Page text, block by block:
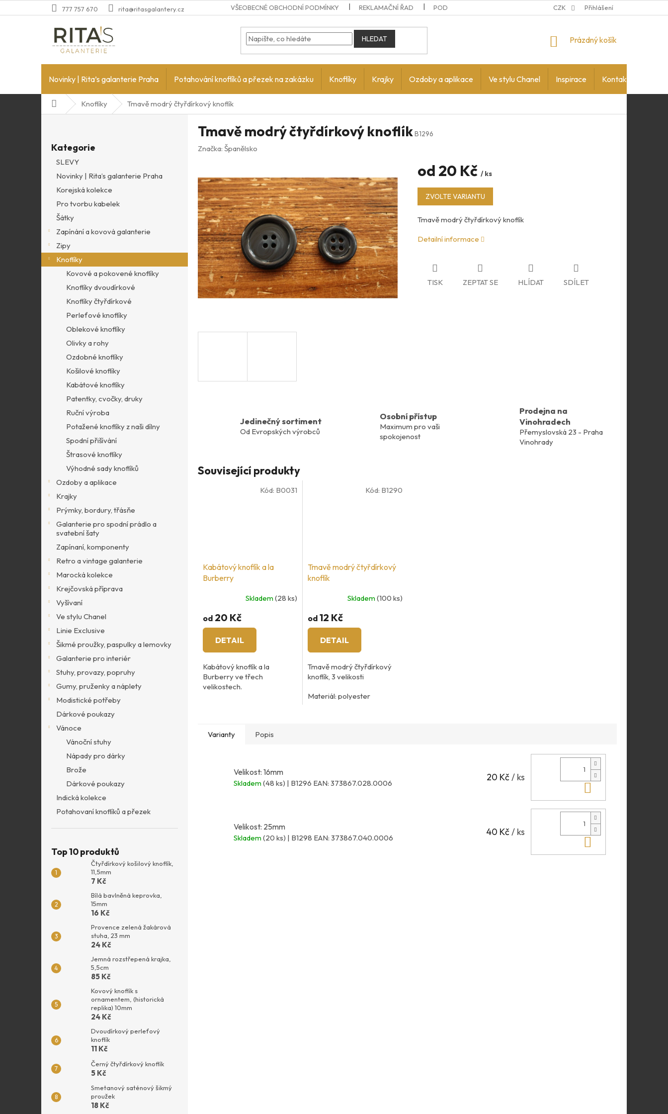
na
777 757 670 rita@ritasgalantery.cz VŠEOBECNÉ OBCHODNÍ PODMÍNKY REKLAMAČNÍ ŘAD PODMÍNKY OCHRANY OSOBNÍCH ÚDAJŮCZK Přihlášení
HLEDAT
NÁKUPNÍ
Prázdný košík
Novinky | Rita’s galanterie Praha Potahování knoflíků a přezek na zakázku Knoflíky Krajky Ozdoby a aplikace Ve stylu Chanel Inspirace Kontakty
Domů Knoflíky Tmavě modrý čtyřdírkový knoflík
n
e
kategorie
Kategorie
SLEVY
Novinky | Rita’s galanterie Praha
Korejská kolekce
Pro tvorbu kabelek
Šátky
Zapínání a kovová galanterie
Zipy
Knoflíky
Kovové a pokovené knoflíky
Knoflíky dvoudírkové
Knoflíky čtyřdírkové
Perleťové knoflíky
Oblekové knoflíky
Olivky a rohy
Ozdobné knoflíky
Košilové knoflíky
Kabátové knoflíky
Patentky, cvočky, druky
Ruční výroba
Potažené knoflíky z naši dílny
Spodní přišívání
Štrasové knoflíky
Výhodné sady knoflíků
Ozdoby a aplikace
Krajky
Prýmky, bordury, třásňe
Galanterie pro spodní prádlo a
svatební šaty
Zapínaní, komponenty
Retro a vintage galanterie
Marocká kolekce
Krejčovská příprava
Vyšívaní
Ve stylu Chanel
Linie Exclusive
Šikmé proužky, paspulky a lemovky
Galanterie pro interiér
Stuhy, provazy, popruhy
Gumy, pruženky a náplety
Modistické potřeby
Dárkové poukazy
Vánoce
Vánoční stuhy
Nápady pro dárky
Brože
Dárkové poukazy
Indická kolekce
Potahovaní knoflíků a přezek
Top 10 produktů
Čtyřdírkový košilový knoflík,
11,5mm
7 Kč
Bílá bavlněná keprovka,
15mm
16 Kč
Provence zelená žakárová
stuha, 23 mm
24 Kč
Jemná rozstřepená krajka,
5,5cm
85 Kč
Kovový knoflík s
ornamentem, (historická
replika) 10mm
24 Kč
Dvoudírkový perleťový
knoflík
11 Kč
Černý čtyřdírkový knoflík
5 Kč
Smetanový saténový šikmý
proužek
18 Kč
Tmavě modrý čtyřdírkový knoflíkB1296
Značka: Španělsko
od 20 Kč / ks
Měrná
cena:
ZVOLTE VARIANTU
Tmavě modrý čtyřdírkový knoflík
Detailní informace
TISK ZEPTAT SE HLÍDAT SDÍLET
Jedinečný sortiment
Od Evropských výrobců
Osobní přístup
Maximum pro vaši
spokojenost
Prodejna na
Vinohradech
Přemyslovská 23 - Praha
Vinohrady
Související produkty
Kabátový knoflík a la
Burberry
Skladem(28 ks)
od 20 Kč
DETAIL
Kabátový knoflík a la
Burberry ve třech
velikostech.
Kód: B0031
Tmavě modrý čtyřdírkový
knoflík
Skladem(100 ks)
od12 Kč
DETAIL
Tmavě modrý čtyřdírkový
knoflík, 3 velikosti
Materiál: polyester
Kód: B1290
Varianty Popis
Velikost: 16mm
Skladem(48 ks) | B1296 EAN: 373867.028.0006
20 Kč/ ks
Velikost: 25mm
Skladem(20 ks) | B1298 EAN: 373867.040.0006
40 Kč / ks